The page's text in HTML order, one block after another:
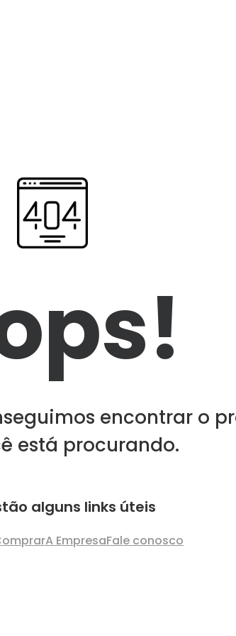
encontrar o
está procurando.
alguns links úteis
A EmpresaFale conosco